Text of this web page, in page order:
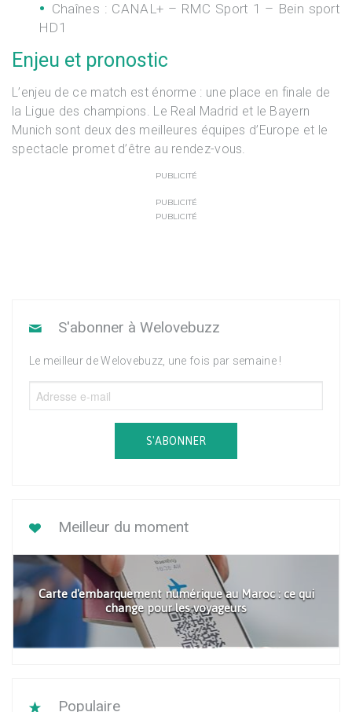
Chaînes : CANAL+ – RMC Sport 1 – Bein sport
HD1
Enjeu et pronostic
L’enjeu de ce match est énorme : une place en finale de
la Ligue des champions. Le Real Madrid et le Bayern
Munich sont deux des meilleures équipes d’Europe et le
spectacle promet d’être au rendez-vous.
PUBLICITÉ
PUBLICITÉ
PUBLICITÉ
S'abonner à Welovebuzz
Le meilleur de Welovebuzz, une fois par semaine !
S'ABONNER
Meilleur du moment
Carte d'embarquement numérique au Maroc : ce qui
change pour les voyageurs
Populaire